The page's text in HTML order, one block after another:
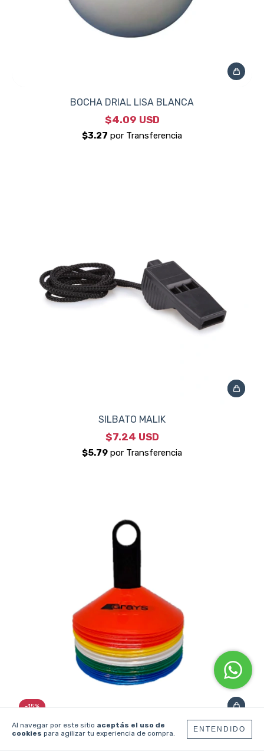
Al navegar por este sitio aceptás el uso de
cookies para agilizar tu experiencia de compra. ENTENDIDO
BOCHA DRIAL LISA BLANCA
$4.09 USD
SILBATO MALIK
$7.24 USD
-15%
KIT CONO GRAYS TORTUGA X50